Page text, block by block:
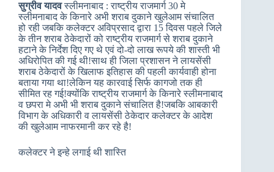
सुग्रीव यादवस्लीमनाबाद : राष्ट्रीय राजमार्ग 30 मे
स्लीमनाबाद के किनारे अभी शराब दुकाने खुलेआम संचालित
हो रही जबकि कलेक्टर अविप्रसाद द्वारा 15 दिवस पहले जिले
के तीन शराब ठेकेदारों को राष्ट्रीय राजमार्ग से शराब दुकाने
हटाने के निर्देश दिए गए थे एवं दो-दो लाख रूपये की शास्ती भी
अधिरोपित की गई थी!साथ ही जिला प्रशासन ने लायसेंसी
शराब ठेकेदारों के खिलाफ इतिहास की पहली कार्यवाही होना
बताया गया था!लेकिन यह कारवाई सिर्फ कागजो तक ही
सीमित रह गई!क्योंकि राष्ट्रीय राजमार्ग के किनारे स्लीमनाबाद
व छपरा मे अभी भी शराब दुकाने संचालित है!जबकि आबकारी
विभाग के अधिकारी व लायसेंसी ठेकेदार कलेक्टर के आदेश
की खुलेआम नाफरमानी कर रहे है!
कलेक्टर ने इन्हे लगाई थी शास्ति